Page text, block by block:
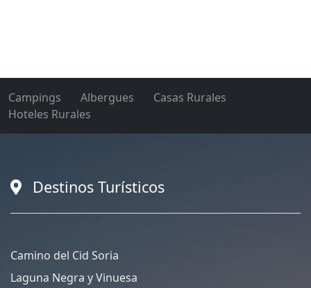
Campings Albergues
Casas Rurales
Hoteles Rurales
Destinos Turísticos
Camino del Cid Soria
Laguna Negra y Vinuesa